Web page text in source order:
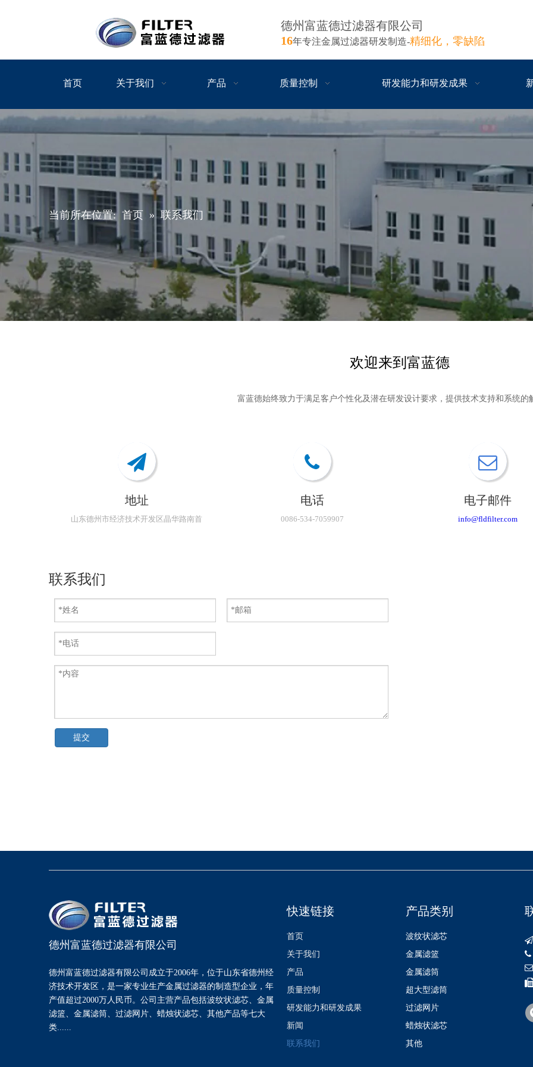
德州富蓝德过滤器有限公司
16年专注金属过滤器研发制造-精细化，零缺陷
首页 关于我们 产品 质量控制 研发能力和研发成果
当前所在位置: 首页 » 联系我们
欢迎来到富蓝德
富蓝德始终致力于满足客户个性化及潜在研发设计要求，提供技术支持和系统的
地址
山东德州市经济技术开发区晶华路南首
电话
0086-534-7059907
电子邮件
info@fldfilter.com
联系我们
提交
德州富蓝德过滤器有限公司
德州富蓝德过滤器有限公司成立于2006年，位于山东省德州经
济技术开发区，是一家专业生产金属过滤器的制造型企业，年
产值超过2000万人民币。公司主营产品包括波纹状滤芯、金属
滤篮、金属滤筒、过滤网片、蜡烛状滤芯、其他产品等七大
类......
快速链接
首页
关于我们
产品
质量控制
研发能力和研发成果
新闻
联系我们
产品类别
波纹状滤芯
金属滤篮
金属滤筒
超大型滤筒
过滤网片
蜡烛状滤芯
其他